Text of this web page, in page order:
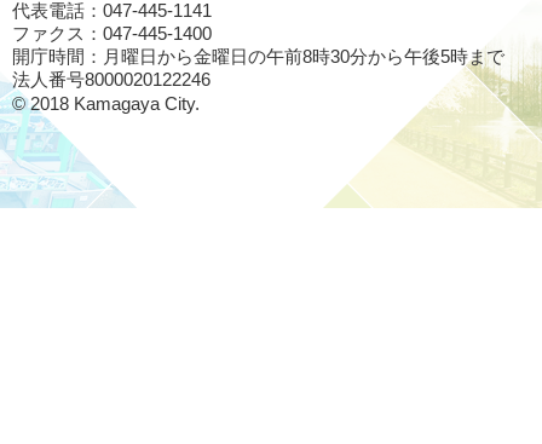
代表電話：047-445-1141
ファクス：047-445-1400
開庁時間：月曜日から金曜日の午前8時30分から午後5時まで
法人番号8000020122246
© 2018 Kamagaya City.